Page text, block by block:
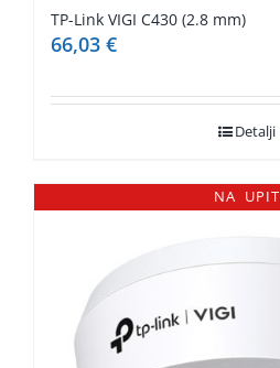
TP-Link VIGI C430 (2.8 mm)
66,03 €
Detalji
NA UPIT